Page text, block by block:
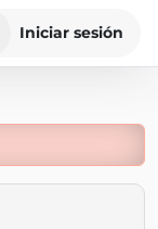
Iniciar sesión